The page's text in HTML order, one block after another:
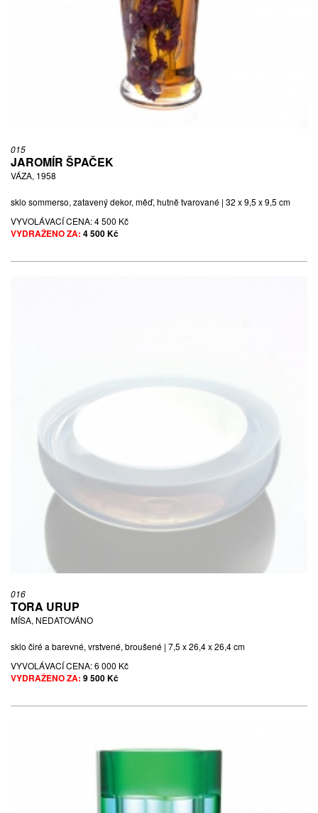
015
JAROMÍR ŠPAČEK
VÁZA, 1958
sklo sommerso, zatavený dekor, měď, hutně tvarované | 32 x 9,5 x 9,5 cm
VYVOLÁVACÍ CENA:4 500 Kč
VYDRAŽENO ZA: 4 500 Kč
016
TORA URUP
MÍSA, NEDATOVÁNO
sklo čiré a barevné, vrstvené, broušené | 7,5 x 26,4 x 26,4 cm
VYVOLÁVACÍ CENA:6 000 Kč
VYDRAŽENO ZA: 9 500 Kč